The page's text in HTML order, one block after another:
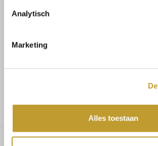
Analytisch
Marketing
Alles toestaan